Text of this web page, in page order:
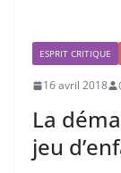
ESPRIT CRITIQUE
16 avril 2018
La
jeu